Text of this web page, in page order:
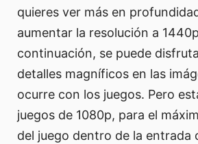
quieres ver más en
aumentar la resolución a
continuación, se puede
detalles magníficos en las
ocurre con los juegos. Pero
juegos de 1080p, para el
del juego dentro de la entrada